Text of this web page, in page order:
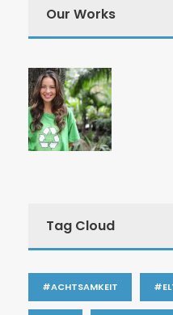
Our Works
Tag Cloud
#ACHTSAMKEIT